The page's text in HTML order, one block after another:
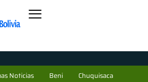
Noticias Beni
Chuquisaca